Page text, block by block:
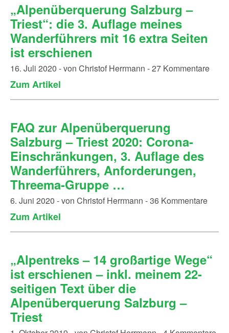
„Alpenüberquerung Salzburg –
Triest“: die 3. Auflage meines
Wanderführers mit 16 extra Seiten
ist erschienen
16. Juli 2020 - von Christof Herrmann - 27 Kommentare
Zum Artikel
FAQ zur Alpenüberquerung
Salzburg – Triest 2020: Corona-
Einschränkungen, 3. Auflage des
Wanderführers, Anforderungen,
Threema-Gruppe …
6. Juni 2020 - von Christof Herrmann - 36 Kommentare
Zum Artikel
„Alpentreks – 14 großartige Wege“
ist erschienen – inkl. meinem 22-
seitigen Text über die
Alpenüberquerung Salzburg –
Triest